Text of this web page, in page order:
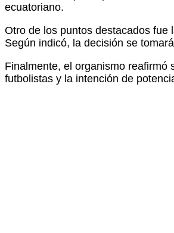
ecuatoriano.
Otro de los puntos destacados fue
Según indicó, la decisión se
Finalmente, el organismo reafirmó
futbolistas y la intención de